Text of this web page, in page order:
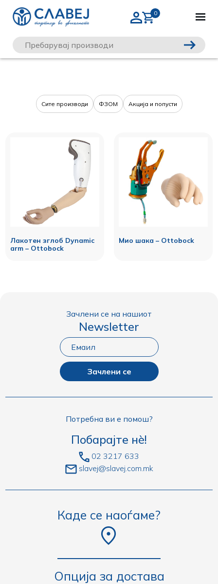
Сите производи ФЗОМ Акција и попусти
Лакотен зглоб Dynamic
arm – Ottobock
Мио шака – Ottobock
Зачлени се на нашиот
Newsletter
Зачлени се
Потребна ви е помош?
Побарајте нè!
02 3217 633
slavej@slavej.com.mk
Каде се наоѓаме?
Опција за достава